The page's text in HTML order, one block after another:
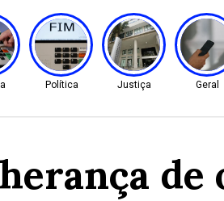
Política Justiça Geral
de